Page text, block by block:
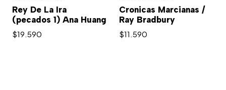
Rey De La Ira
(pecados 1) Ana Huang
$19.590
Cronicas Marcianas /
Ray Bradbury
$11.590